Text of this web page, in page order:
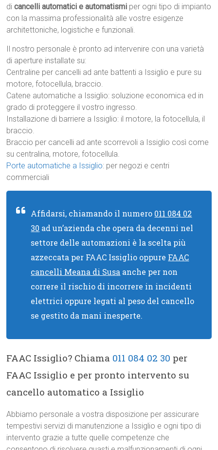
dicancelli automatici e automatismi per ogni tipo di impianto
con la massima professionalità alle vostre esigenze
architettoniche, logistiche e funzionali.
Il nostro personale è pronto ad intervenire con una varietà
di aperture installate su:
Centraline per cancelli ad ante battenti a Issiglio e pure su
motore, fotocellula, braccio.
Catene automatiche a Issiglio: soluzione economica ed in
grado di proteggere il vostro ingresso.
Installazione di barriere a Issiglio: il motore, la fotocellula, il
braccio.
Braccio per cancelli ad ante scorrevoli a Issiglio così come
su centralina, motore, fotocellula.
Porte automatiche a Issiglio: per negozi e centri
commerciali
Affidarsi, chiamando il numero 011 084 02
30 ad un’azienda che opera da decenni nel
settore delle automazioni è la scelta più
azzeccata per FAAC Issiglio oppure FAAC
cancelli Meana di Susa anche per non
correre il rischio di incorrere in incidenti
elettrici oppure legati al peso del cancello
se gestito da mani inesperte.
FAAC Issiglio? Chiama 011 084 02 30 per
FAAC Issiglio e per pronto intervento su
cancello automatico a Issiglio
Abbiamo personale a vostra disposizione per assicurare
tempestivi servizi di manutenzione a Issiglio e ogni tipo di
intervento grazie a tutte quelle competenze che